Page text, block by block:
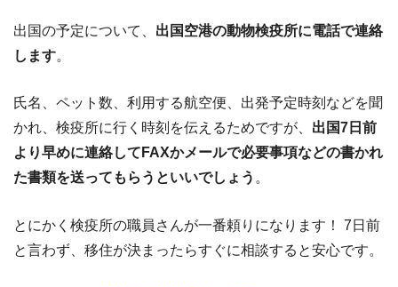
出国の予定について、 出国空港の動物検疫所に電話で連絡
します。
氏名、ペット数、利用する航空便、出発予定時刻などを聞
かれ、検疫所に行く時刻を伝えるためですが、 出国7日前
より早めに連絡してFAXかメールで必要事項などの書かれ
た書類を送ってもらうといいでしょう 。
とにかく検疫所の職員さんが一番頼りになります！ 7日前
と言わず、移住が決まったらすぐに相談すると安心です。